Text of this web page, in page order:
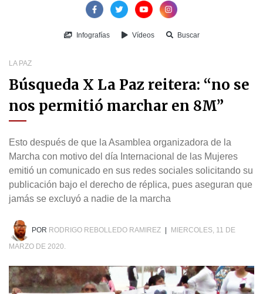
Infografías Vídeos Buscar
LA PAZ
Búsqueda X La Paz reitera: “no se
nos permitió marchar en 8M”
Esto después de que la Asamblea organizadora de la
Marcha con motivo del día Internacional de las Mujeres
emitió un comunicado en sus redes sociales solicitando su
publicación bajo el derecho de réplica, pues aseguran que
jamás se excluyó a nadie de la marcha
POR RODRIGO REBOLLEDO RAMIREZ
MIERCOLES, 11 DE
MARZO DE 2020.